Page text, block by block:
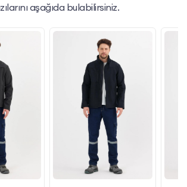
aşağıda bulabilirsiniz.